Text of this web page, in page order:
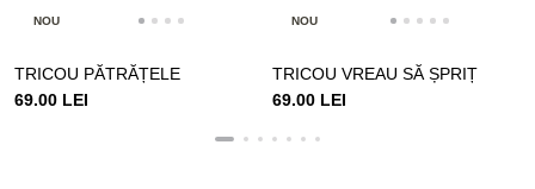
NOU
TRICOU PĂTRĂȚELE
69.00 LEI
NOU
TRICOU VREAU SĂ ȘPRIȚ
69.00 LEI